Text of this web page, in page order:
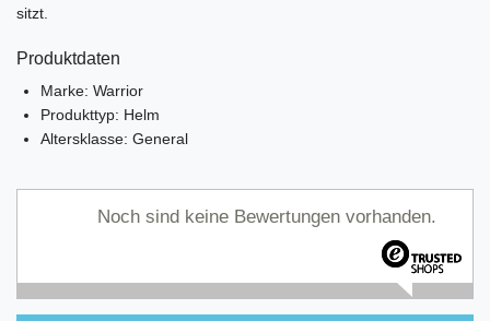
sitzt.
Produktdaten
Marke: Warrior
Produkttyp: Helm
Altersklasse: General
Noch sind keine Bewertungen vorhanden.